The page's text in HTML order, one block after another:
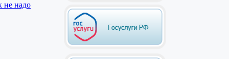
не надо